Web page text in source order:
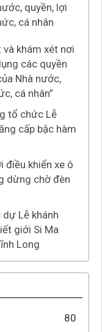
quyền, lợi
cá nhân
và khám xét nơi
các quyền
Nhà nước,
cá nhân”
tổ chức Lễ
cấp bậc hàm
điều khiển xe ô
dừng chờ đèn
Lễ khánh
giới Si Ma
Long
80